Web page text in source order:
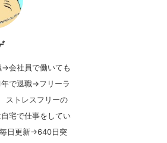
→会社員で働いても
で退職→フリーラ
ストレスフリーの
宅で仕事をしてい
日更新→640日突